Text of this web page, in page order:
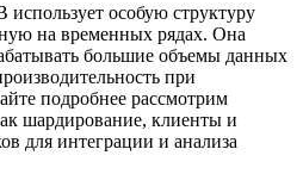
особую структуру
на временных рядах. Она
большие объемы данных
при
подробнее рассмотрим
шардирование, клиенты и
для интеграции и анализа